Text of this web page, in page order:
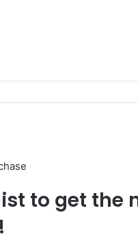
to get the